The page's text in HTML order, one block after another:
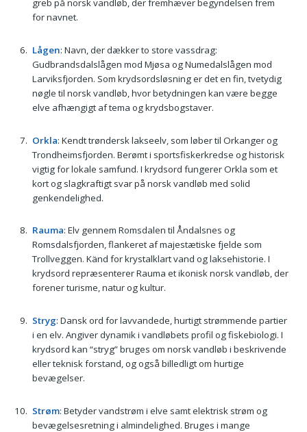
greb på norsk vandløb, der fremhæver begyndelsen frem
for navnet.
Lågen: Navn, der dækker to store vassdrag:
Gudbrandsdalslågen mod Mjøsa og Numedalslågen mod
Larviksfjorden. Som krydsordsløsning er det en fin, tvetydig
nøgle til norsk vandløb, hvor betydningen kan være begge
elve afhængigt af tema og krydsbogstaver.
Orkla: Kendt trøndersk lakseelv, som løber til Orkanger og
Trondheimsfjorden. Berømt i sportsfiskerkredse og historisk
vigtig for lokale samfund. I krydsord fungerer Orkla som et
kort og slagkraftigt svar på norsk vandløb med solid
genkendelighed.
Rauma: Elv gennem Romsdalen til Åndalsnes og
Romsdalsfjorden, flankeret af majestætiske fjelde som
Trollveggen. Känd for krystalklart vand og laksehistorie. I
krydsord repræsenterer Rauma et ikonisk norsk vandløb, der
forener turisme, natur og kultur.
Stryg: Dansk ord for lavvandede, hurtigt strømmende partier
i en elv. Angiver dynamik i vandløbets profil og fiskebiologi. I
krydsord kan “stryg” bruges om norsk vandløb i beskrivende
eller teknisk forstand, og også billedligt om hurtige
bevægelser.
Strøm: Betyder vandstrøm i elve samt elektrisk strøm og
bevægelsesretning i almindelighed. Bruges i mange